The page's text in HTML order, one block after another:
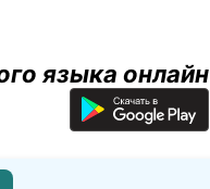
языка онлайн